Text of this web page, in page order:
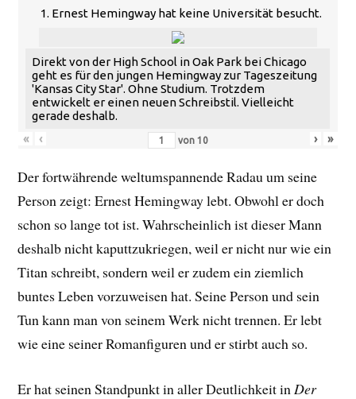
1. Ernest Hemingway hat keine Universität besucht.
Direkt von der High School in Oak Park bei Chicago
geht es für den jungen Hemingway zur Tageszeitung
'Kansas City Star'. Ohne Studium. Trotzdem
entwickelt er einen neuen Schreibstil. Vielleicht
gerade deshalb.
«
‹ von 10 › »
Der fortwährende weltumspannende Radau um seine
Person zeigt: Ernest Hemingway lebt. Obwohl er doch
schon so lange tot ist. Wahrscheinlich ist dieser Mann
deshalb nicht kaputtzukriegen, weil er nicht nur wie ein
Titan schreibt, sondern weil er zudem ein ziemlich
buntes Leben vorzuweisen hat. Seine Person und sein
Tun kann man von seinem Werk nicht trennen. Er lebt
wie eine seiner Romanfiguren und er stirbt auch so.
Er hat seinen Standpunkt in aller Deutlichkeit in Der